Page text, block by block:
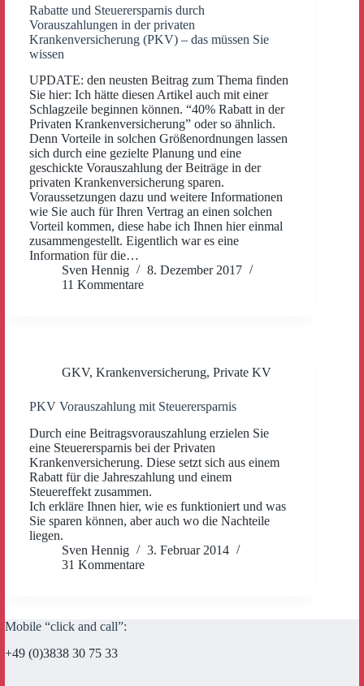
Rabatte und Steuerersparnis durch
Vorauszahlungen in der privaten
Krankenversicherung (PKV) – das müssen Sie
wissen
UPDATE: den neusten Beitrag zum Thema finden
Sie hier: Ich hätte diesen Artikel auch mit einer
Schlagzeile beginnen können. “40% Rabatt in der
Privaten Krankenversicherung” oder so ähnlich.
Denn Vorteile in solchen Größenordnungen lassen
sich durch eine gezielte Planung und eine
geschickte Vorauszahlung der Beiträge in der
privaten Krankenversicherung sparen.
Voraussetzungen dazu und weitere Informationen
wie Sie auch für Ihren Vertrag an einen solchen
Vorteil kommen, diese habe ich Ihnen hier einmal
zusammengestellt. Eigentlich war es eine
Information für die…
Sven Hennig
8. Dezember 2017
11 Kommentare
GKV, Krankenversicherung, Private KV
PKV Vorauszahlung mit Steuerersparnis
Durch eine Beitragsvorauszahlung erzielen Sie
eine Steuerersparnis bei der Privaten
Krankenversicherung. Diese setzt sich aus einem
Rabatt für die Jahreszahlung und einem
Steuereffekt zusammen.
Ich erkläre Ihnen hier, wie es funktioniert und was
Sie sparen können, aber auch wo die Nachteile
liegen.
Sven Hennig
3. Februar 2014
31 Kommentare
Mobile “click and call”:
+49 (0)3838 30 75 33